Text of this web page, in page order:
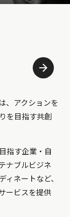
、アクションを
を目指す共創
指す企業・自
ナブルビジネ
ィネートなど、
ービスを提供